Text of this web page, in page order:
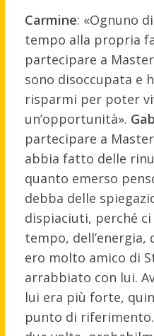
Carmine: «Ognuno
tempo alla propria
partecipare a
sono disoccupata e
risparmi per poter
un’opportunità».
partecipare a
abbia fatto delle
quanto emerso
debba delle
dispiaciuti, perché
tempo, dell’energia,
ero molto amico di
arrabbiato con lui.
lui era più forte,
punto di